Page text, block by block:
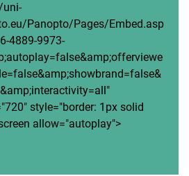
uni-
Panopto/Pages/Embed.asp
4889-9973-
style="border: 1px solid
allow="autoplay">